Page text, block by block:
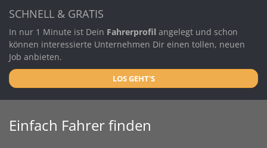
SCHNELL & GRATIS
In nur 1 Minute ist Dein Fahrerprofil angelegt und schon
können interessierte Unternehmen Dir einen tollen, neuen
Job anbieten.
LOS GEHT'S
Einfach Fahrer finden